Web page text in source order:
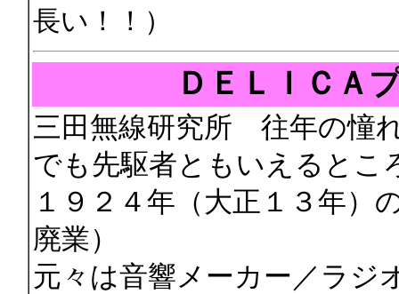
長い！！）
ＤＥＬＩＣＡ
三田無線研究所 往年の憧
でも先駆者ともいえるとこ
１９２４年（大正１３年）
廃業）
元々は音響メーカー／ラジ